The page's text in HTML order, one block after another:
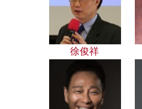
徐俊祥